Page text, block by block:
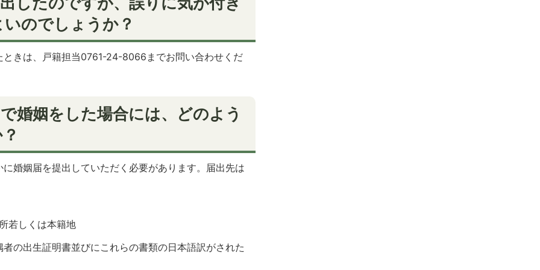
のでしょうか？
きは、戸籍担当0761-24-8066までお問い合わせくだ
婚姻をした場合には、どのよう
婚姻届を提出していただく必要があります。届出先は
若しくは本籍地
の出生証明書並びにこれらの書類の日本語訳がされた